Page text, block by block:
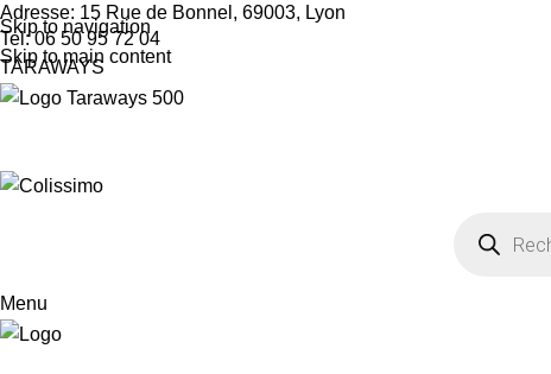
Skip to navigation
Skip to main content
Adresse: 15 Rue de Bonnel, 69003, Lyon
Tel: 06 50 95 72 04
TARAWAYS
Menu